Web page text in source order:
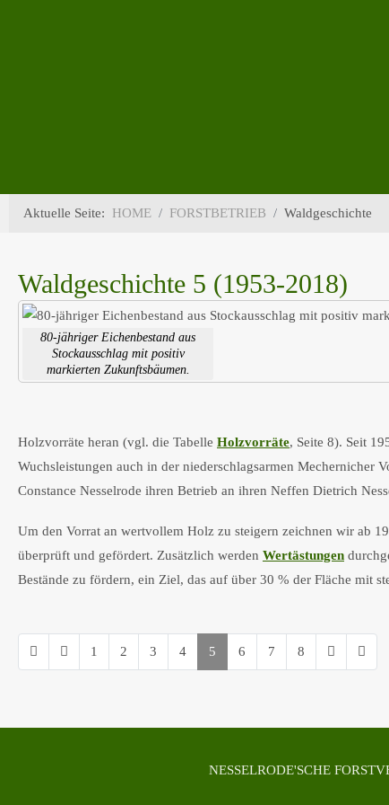
Aktuelle Seite: HOME FORSTBETRIEB Waldgeschichte
Waldgeschichte 5 (1953-2018)
80-jähriger Eichenbestand aus
Stockausschlag mit positiv
markierten Zukunftsbäumen.
Holzvorräte heran (vgl. die Tabelle Holzvorräte, Seite 8). Seit
Wuchsleistungen auch in der niederschlagsarmen Mechernicher
Constance Nesselrode ihren Betrieb an ihren Neffen Dietrich
Um den Vorrat an wertvollem Holz zu steigern zeichnen wir ab
überprüft und gefördert. Zusätzlich werden Wertästungen
Bestände zu fördern, ein Ziel, das auf über 30 % der Fläche mit
1 2 3 4 5 6 7 8
NESSELRODE'SCHE